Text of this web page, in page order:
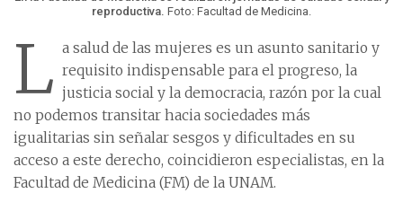
reproductiva. Foto: Facultad de Medicina.
L a salud de las mujeres es un asunto sanitario y
requisito indispensable para el progreso, la
justicia social y la democracia, razón por la cual
no podemos transitar hacia sociedades más
igualitarias sin señalar sesgos y dificultades en su
acceso a este derecho, coincidieron especialistas, en la
Facultad de Medicina (FM) de la UNAM.